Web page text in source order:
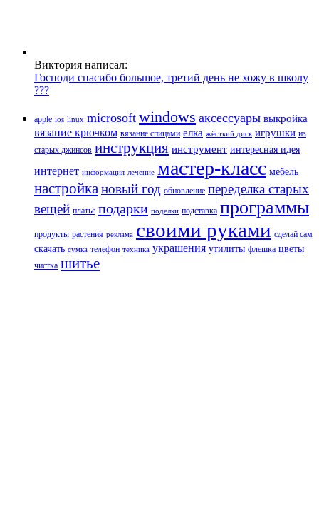
Виктория написал:
Господи спасибо большое, третий день не хожу в школу
???
apple ios linux microsoft windows аксессуары выкройка
вязание крючком вязание спицами елка жёсткий диск игрушки из
старых джинсов инструкция инструмент интересная идея
интернет информация лечение мастер-класс мебель
настройка новый год обновление переделка старых
вещей платье подарки поделки подставка программы
продукты растения реклама своими руками сделай сам
скачать сумка телефон техника украшения утилиты флешка цветы
чистка шитье